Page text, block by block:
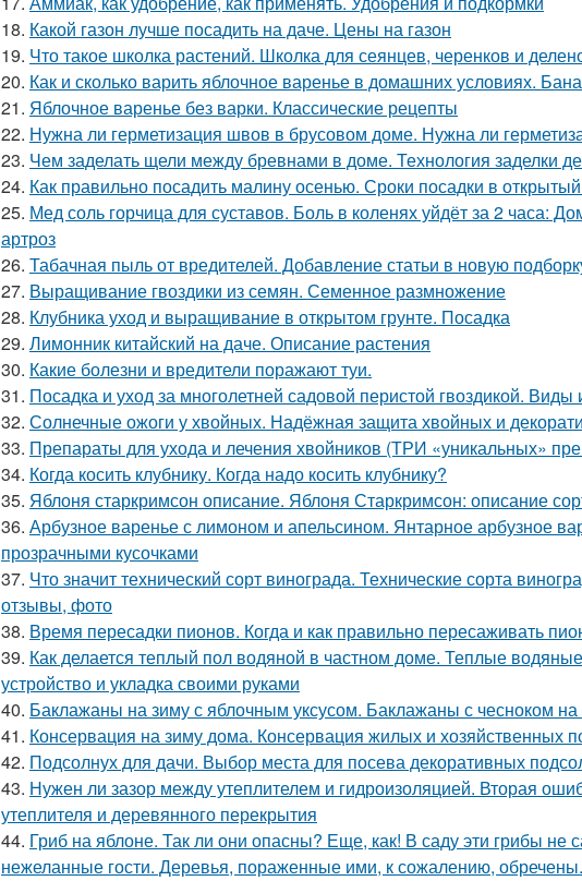
18. Какой газон лучше посадить на даче. Цены на газон
19. Что такое школка растений. Школка для сеянцев, черенков и
20. Как и сколько варить яблочное варенье в домашних условиях.
21. Яблочное варенье без варки. Классические рецепты
22. Нужна ли герметизация швов в брусовом доме. Нужна ли
23. Чем заделать щели между бревнами в доме. Технология заделки
24. Как правильно посадить малину осенью. Сроки посадки в открытый
25. Мед соль горчица для суставов. Боль в коленях уйдёт за 2 часа:
артроз
26. Табачная пыль от вредителей. Добавление статьи в новую
27. Выращивание гвоздики из семян. Семенное размножение
28. Клубника уход и выращивание в открытом грунте. Посадка
29. Лимонник китайский на даче. Описание растения
30. Какие болезни и вредители поражают туи.
31. Посадка и уход за многолетней садовой перистой гвоздикой. Виды
32. Солнечные ожоги у хвойных. Надёжная защита хвойных и
33. Препараты для ухода и лечения хвойников (ТРИ «уникальных»
34. Когда косить клубнику. Когда надо косить клубнику?
35. Яблоня старкримсон описание. Яблоня Старкримсон: описание
36. Арбузное варенье с лимоном и апельсином. Янтарное арбузное
прозрачными кусочками
37. Что значит технический сорт винограда. Технические сорта
отзывы, фото
38. Время пересадки пионов. Когда и как правильно пересаживать
39. Как делается теплый пол водяной в частном доме. Теплые
устройство и укладка своими руками
40. Баклажаны на зиму с яблочным уксусом. Баклажаны с чесноком на
41. Консервация на зиму дома. Консервация жилых и хозяйственных
42. Подсолнух для дачи. Выбор места для посева декоративных
43. Нужен ли зазор между утеплителем и гидроизоляцией. Вторая
утеплителя и деревянного перекрытия
44. Гриб на яблоне. Так ли они опасны? Еще, как! В саду эти грибы не
нежеланные гости. Деревья, пораженные ими, к сожалению,